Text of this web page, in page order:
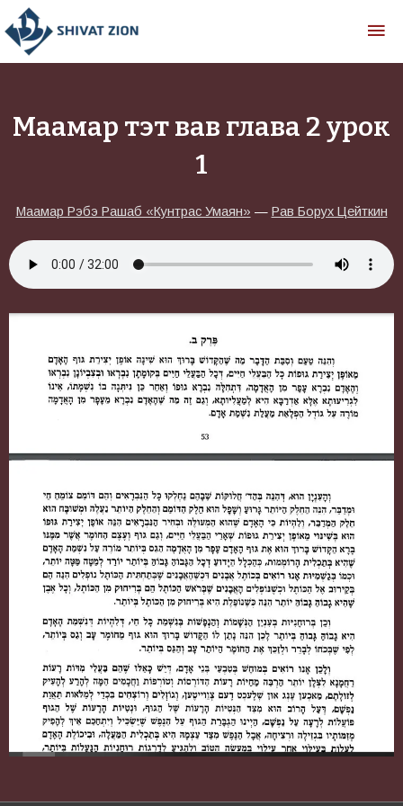
Маамар тэт вав глава 2 урок
1
Маамар Рэбэ Рашаб «Кунтрас Умаян» — Рав Борух Цейткин